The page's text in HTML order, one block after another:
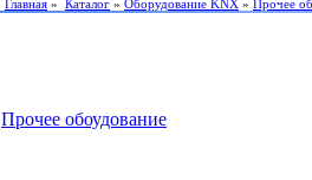
Главная » Каталог » Оборудование KNX » Прочее
Прочее обоудование